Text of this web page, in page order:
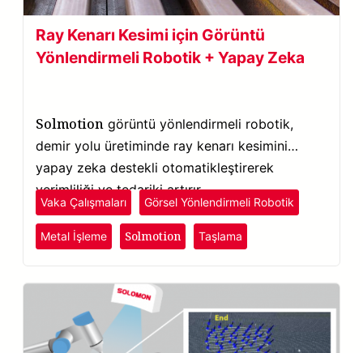
Ray Kenarı Kesimi için Görüntü
Yönlendirmeli Robotik + Yapay Zeka
Solmotion görüntü yönlendirmeli robotik,
demir yolu üretiminde ray kenarı kesimini
yapay zeka destekli otomatikleştirerek
verimliliği ve tedariki artırır.
Vaka Çalışmaları Görsel Yönlendirmeli Robotik
Metal İşleme Solmotion Taşlama